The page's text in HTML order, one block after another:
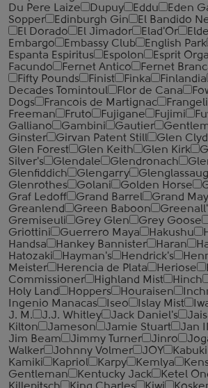
Du Pere Laize
Dupuy Eddu Eden
Sopper
Edinburgh Gin El Bandido
El Dorado
El Jimador Elad'Or
Embargo
Embassy Club English Park
Espanta Espiritus
Espolon Esprit
Facundo
Fernet Antico Fernet
Fifty Pounds
Finist Finka Finlandia
Decades Tomintoul
Flor de Cana
Dogs
Francois de Martignac
Freeman
Fruto Fujigane Fujimi
Galliano
Gambini Gautier
Ginster
Girvan Patent Still Glen
Glen Forest
Glen Keith Glen Kirk
Silver's
Glendale Glendronach
Glenfiddich
Glengarry
Glenrothes
Golani Golden Horse
Graf Ledoff
Grand Barrel Grand
Greanlend
Green Baboon
Gremiseuli
Grey Glen Grey Goose
Griottini
Guerrero Maya Hakushu
Handsa
Hankey Bannister Haran
Hatozaki
Hayman's Hendrick's
Meister
Herencia de Plata Heriose
Commissioner
Highland Mist Hinch
Holy Land
Hoppers Houraisen
Ingenio Manacas
Iseo Islay Mist
J. M.
J.J. Whitley Jack Daniel's
Kilton
Jameson Jamie Stuart Jan II
Jim Beam
Jimmy Turner Jinro
Walker
Johnny Volmer JOY
Kamiki
Kapriol Karpy Kemlya
Gentleman
Kentucky Jack Ketel